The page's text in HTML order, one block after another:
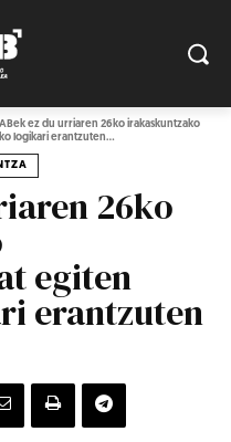
ez du urriaren 26ko irakaskuntzako
logikari erantzuten...
26ko
egiten
erantzuten